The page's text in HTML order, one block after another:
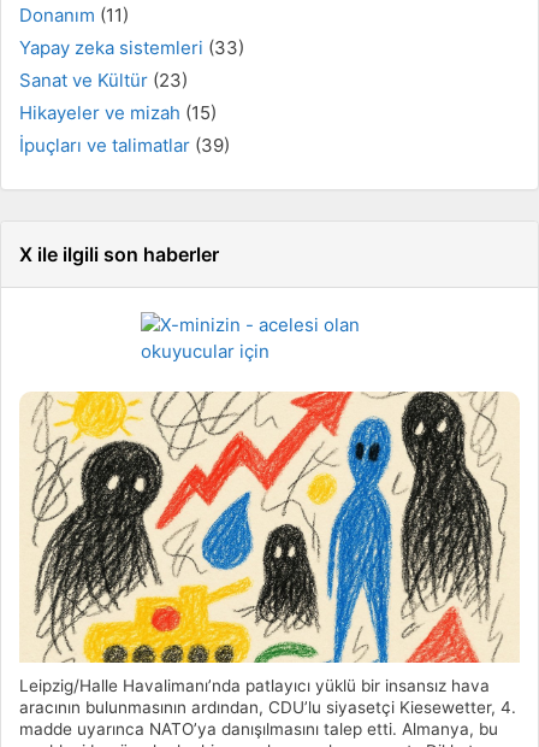
Donanım (11)
Yapay zeka sistemleri (33)
Sanat ve Kültür (23)
Hikayeler ve mizah (15)
İpuçları ve talimatlar (39)
X ile ilgili son haberler
Leipzig/Halle Havalimanı’nda patlayıcı yüklü bir insansız hava
aracının bulunmasının ardından, CDU’lu siyasetçi Kiesewetter, 4.
madde uyarınca NATO’ya danışılmasını talep etti. Almanya, bu